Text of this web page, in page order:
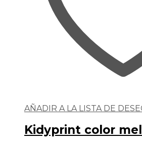
AÑADIR A LA LISTA DE
Kidyprint color